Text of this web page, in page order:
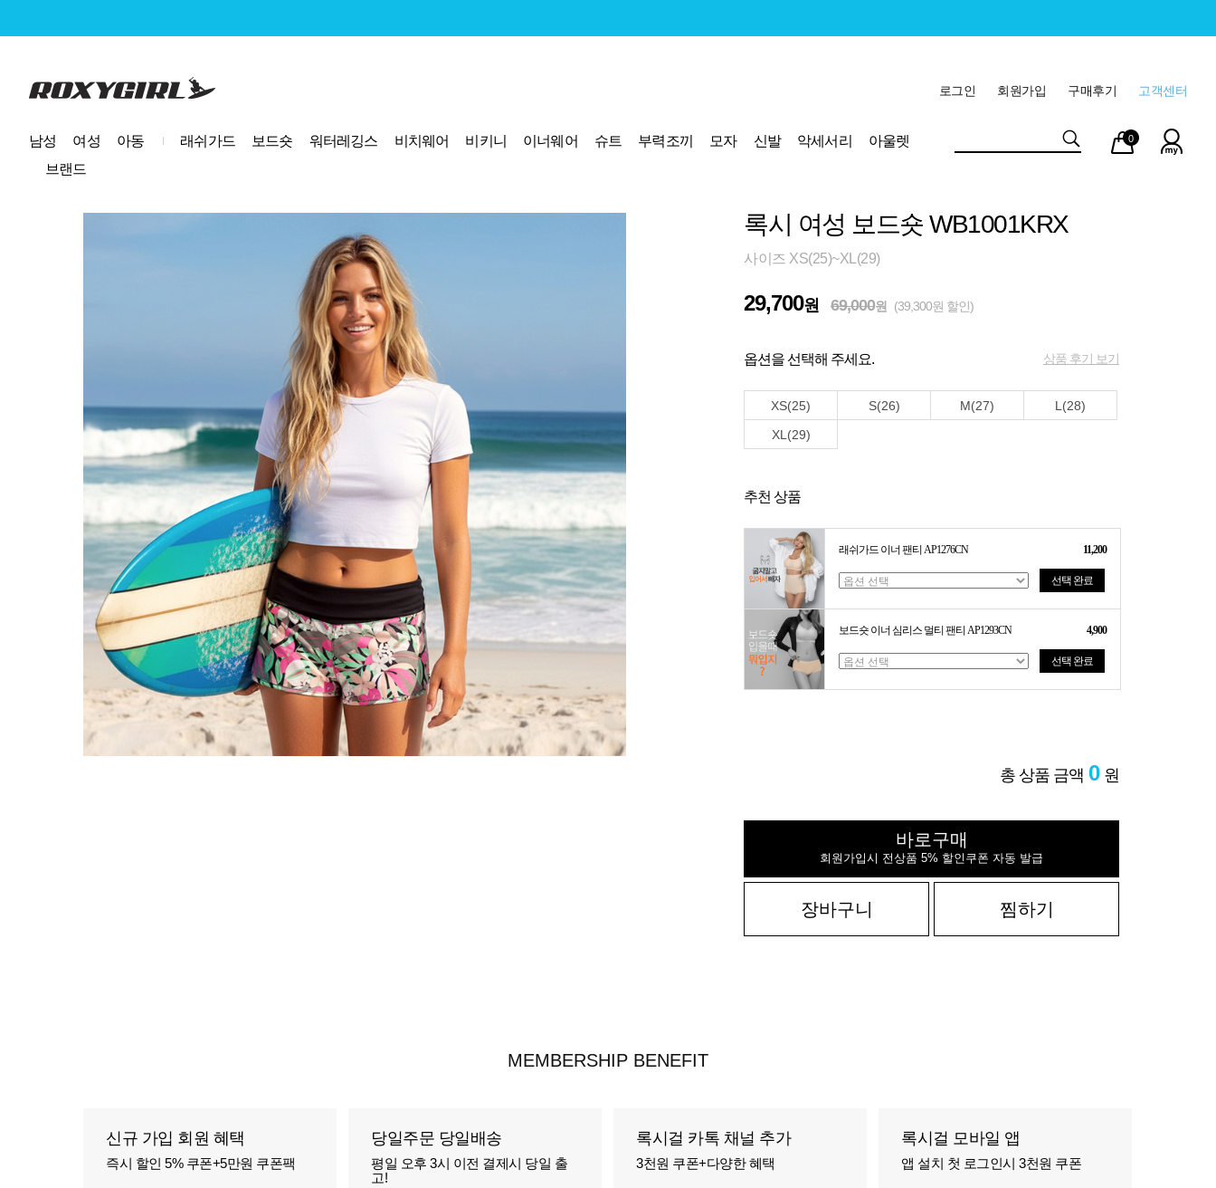
로고 고객센터
구매후기
회원가입
로그인
남성 여성 아동 래쉬가드 보드숏 워터레깅스 비치웨어 비키니 이너웨어 슈트 부력조끼 모자 신발 악세서리
아울렛
브랜드
마이
페이
장바
구니
0
록시 여성 보드숏 WB1001KRX
사이즈 XS(25)~XL(29)
29,700원 69,000원 (39,300원 할인)
옵션을 선택해 주세요. 상품 후기 보기
XS(25) S(26) M(27)
L(28)
XL(29)
추천 상품
래쉬가드 이너 팬티 AP1276CN 11,200
선택 완료
보드숏 이너 심리스 멀티 팬티 AP1293CN 4,900
선택 완료
총 상품 금액 0 원
바로구매
회원가입시 전상품 5% 할인쿠폰 자동 발급
장바구니 찜하기
MEMBERSHIP BENEFIT
신규 가입 회원 혜택
즉시 할인 5% 쿠폰+5만원 쿠폰팩
당일주문 당일배송
평일 오후 3시 이전 결제시 당일 출
고!
록시걸 카톡 채널 추가
3천원 쿠폰+다양한 혜택
록시걸 모바일 앱
앱 설치 첫 로그인시 3천원 쿠폰